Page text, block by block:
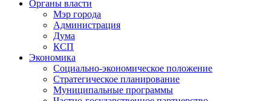
Органы власти
Мэр города
Администрация
Дума
КСП
Экономика
Социально-экономическое положение
Стратегическое планирование
Муниципальные программы